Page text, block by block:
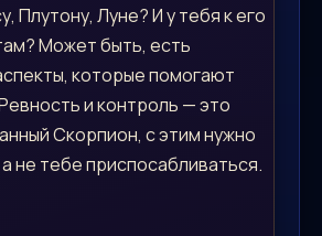
Плутону, Луне? И у тебя к его
Может быть, есть
которые помогают
и контроль — это
Скорпион, с этим нужно
не тебе приспосабливаться.